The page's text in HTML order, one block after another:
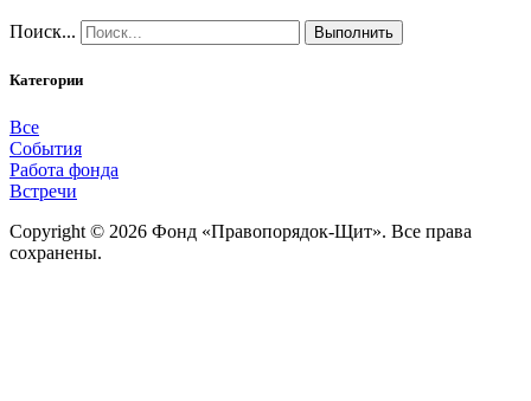
Поиск... Выполнить
Категории
Все
События
Работа фонда
Встречи
Copyright © 2026 Фонд «Правопорядок-Щит». Все права
сохранены.